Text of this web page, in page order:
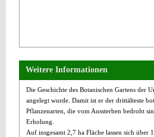
Weitere Informationen
Die Geschichte des Botanischen Gartens der
angelegt wurde. Damit ist er der drittälteste
Pflanzenarten, die vom Aussterben bedroht
Erholung.
Auf insgesamt 2,7 ha Fläche lassen sich